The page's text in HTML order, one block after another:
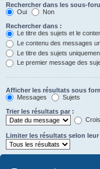
Rechercher dans les sous-
Oui
Non
Rechercher dans :
Le titre des sujets et le
Le contenu des messages
Le titre des sujets
Le premier message des
Afficher les résultats sous
Messages
Sujets
Trier les résultats par :
Limiter les résultats selon